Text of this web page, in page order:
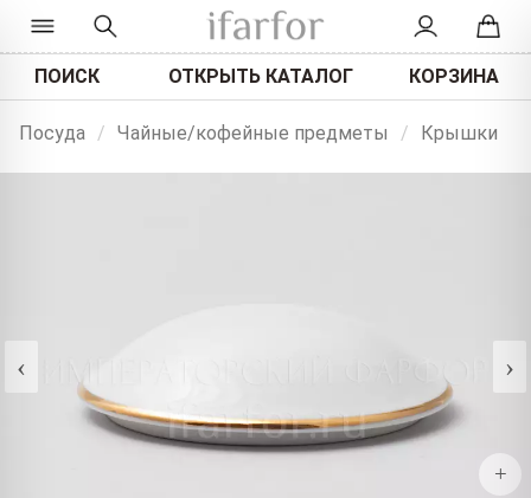
ПОИСК ОТКРЫТЬ КАТАЛОГ КОРЗИНА
Посуда / Чайные/кофейные предметы / Крышки
‹ ›
+